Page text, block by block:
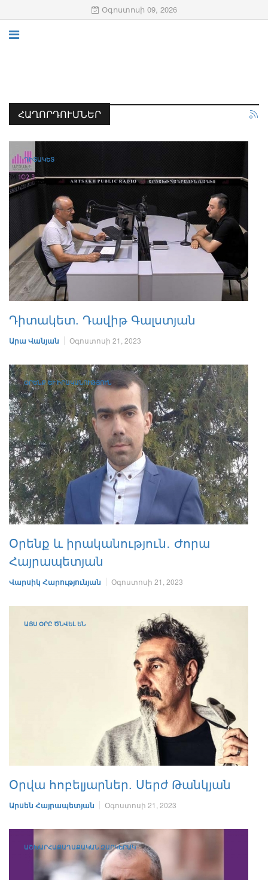
Օգոստոսի 09, 2026
ՀԱՂՈՐԴՈՒՄՆԵՐ
ԴԻՏԱԿԵՏ
Դիտակետ. Դավիթ Գալստյան
Արա Վանյան Օգոստոսի 21, 2023
ՕՐԵՆՔ ԵՒ ԻՐԱԿԱՆՈՒԹՅՈՒՆ
Օրենք և իրականություն․ Ժորա
Հայրապետյան
Վարսիկ Հարությունյան Օգոստոսի 21, 2023
ԱՅՍ ՕՐԸ ԾՆՎԵԼ ԵՆ
Օրվա հոբելյարներ. Սերժ Թանկյան
Արսեն Հայրապետյան Օգոստոսի 21, 2023
ԱՇԽԱՐՀԱՔԱՂԱՔԱԿԱՆ ԶԱՐԿԵՐԱԿ